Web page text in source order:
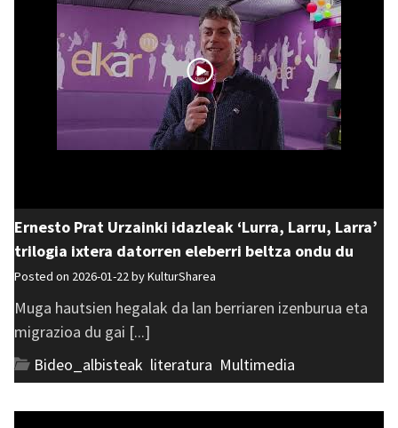
Ernesto Prat Urzainki idazleak ‘Lurra, Larru, Larra’
trilogia ixtera datorren eleberri beltza ondu du
Posted on 2026-01-22 byKulturSharea
Muga hautsien hegalak da lan berriaren izenburua eta
migrazioa du gai [...]
Bideo_albisteak literatura Multimedia